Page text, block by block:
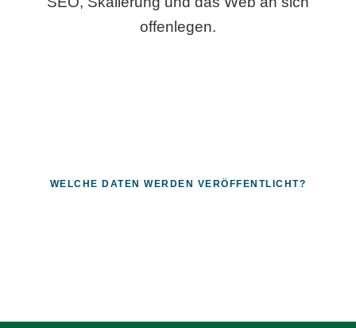
offenlegen.
WELCHE DATEN WERDEN VERÖFFENTLICHT?